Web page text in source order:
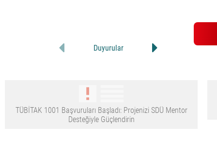
Duyurular
TÜBİTAK 1001 Başvuruları Başladı: Projenizi SDÜ Mentor
Desteğiyle Güçlendirin